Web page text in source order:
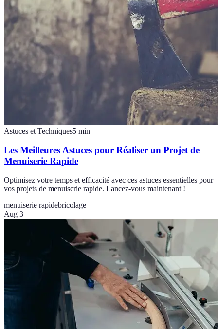
Astuces et Techniques5 min
Les Meilleures Astuces pour Réaliser un Projet de
Menuiserie Rapide
Optimisez votre temps et efficacité avec ces astuces essentielles pour
vos projets de menuiserie rapide. Lancez-vous maintenant !
menuiserie rapidebricolage
Aug 3